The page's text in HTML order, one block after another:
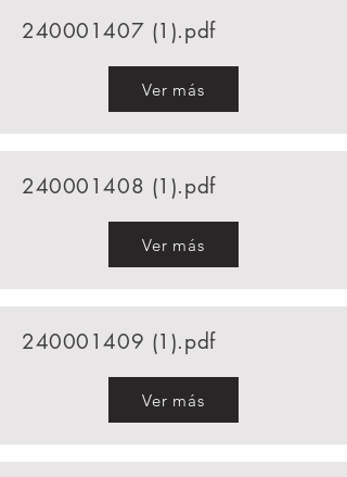
240001407 (1).pdf
Ver más
240001408 (1).pdf
Ver más
240001409 (1).pdf
Ver más